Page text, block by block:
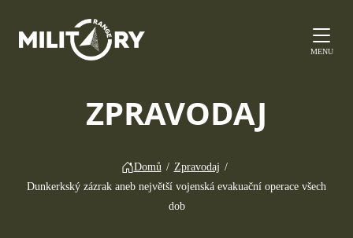
MENU
ZPRAVODAJ
Domů / Zpravodaj /
Dunkerkský zázrak aneb největší vojenská evakuační operace všech
dob